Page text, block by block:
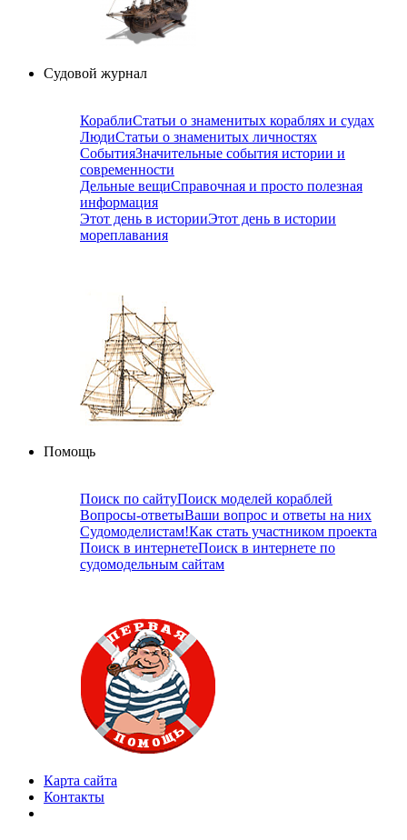
Судовой журнал
КораблиСтатьи о знаменитых кораблях и судах
ЛюдиСтатьи о знаменитых личностях
СобытияЗначительные события истории и
современности
Дельные вещиСправочная и просто полезная
информация
Этот день в историиЭтот день в истории
мореплавания
Помощь
Поиск по сайтуПоиск моделей кораблей
Вопросы-ответыВаши вопрос и ответы на них
Судомоделистам!Как стать участником проекта
Поиск в интернетеПоиск в интернете по
судомодельным сайтам
Карта сайта
Контакты